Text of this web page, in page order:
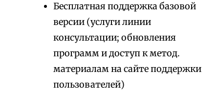
Бесплатная поддержка базовой
версии (услуги линии
консультации; обновления
программ и доступ к метод.
материалам на сайте поддержки
пользователей)